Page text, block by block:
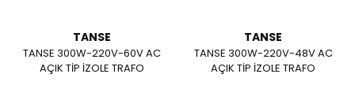
TANSE
TANSE 300W-220V-60V AC
AÇIK TİP İZOLE TRAFO
TANSE
TANSE 300W-220V-48V AC
AÇIK TİP İZOLE TRAFO